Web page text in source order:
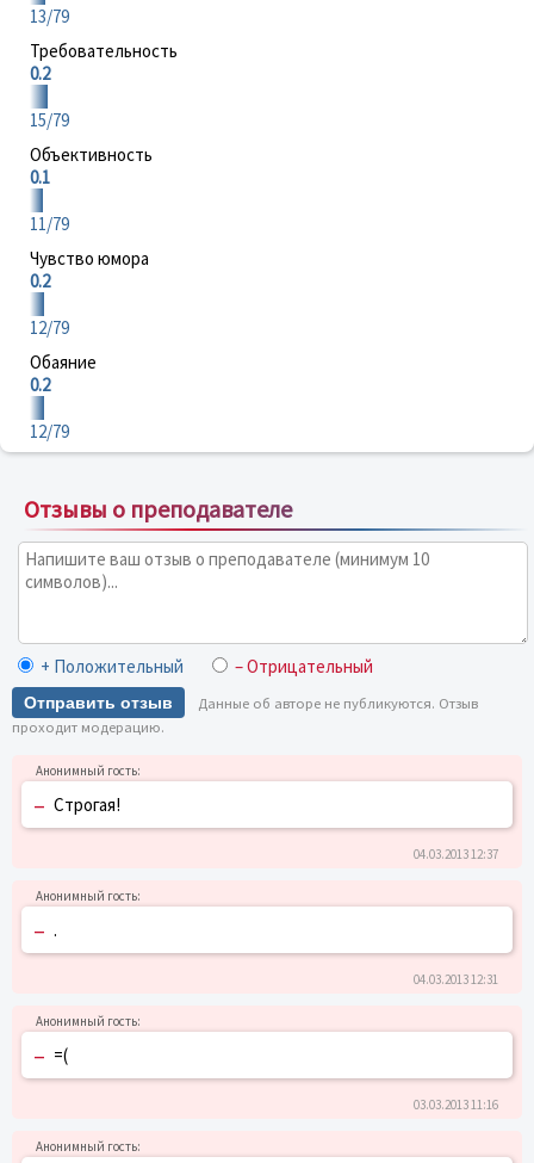
13/79
Требовательность
0.2
15/79
Объективность
0.1
11/79
Чувство юмора
0.2
12/79
Обаяние
0.2
12/79
Отзывы о преподавателе
+ Положительный – Отрицательный
Отправить отзыв
Данные об авторе не публикуются. Отзыв
проходит модерацию.
– Строгая!
04.03.2013 12:37
– .
04.03.2013 12:31
– =(
03.03.2013 11:16